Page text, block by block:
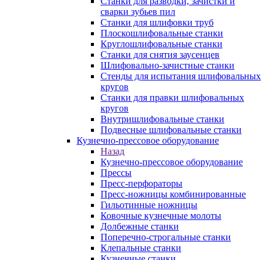
сварки зубьев пил
Станки для шлифовки труб
Плоскошлифовальные станки
Круглошлифовальные станки
Станки для снятия заусенцев
Шлифовально-зачистные станки
Стенды для испытания шлифовальных
кругов
Станки для правки шлифовальных
кругов
Внутришлифовальные станки
Подвесные шлифовальные станки
Кузнечно-прессовое оборудование
Назад
Кузнечно-прессовое оборудование
Прессы
Пресс-перфораторы
Пресс-ножницы комбинированные
Гильотинные ножницы
Ковочные кузнечные молоты
Долбежные станки
Поперечно-строгальные станки
Клепальные станки